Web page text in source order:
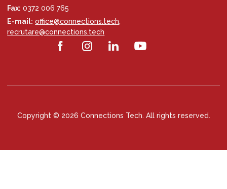
Fax: 0372 006 765
E-mail: office@connections.tech,
recrutare@connections.tech
Copyright © 2026 Connections Tech. All rights reserved.